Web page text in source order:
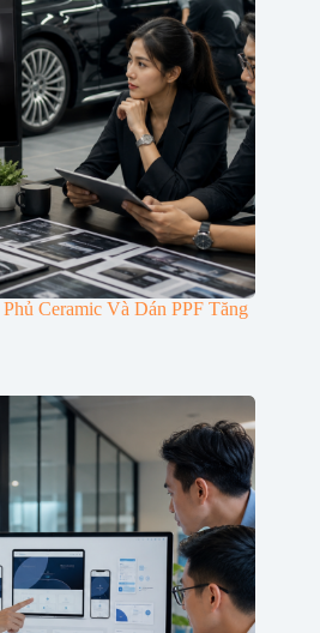
Ceramic Và Dán PPF Tăng